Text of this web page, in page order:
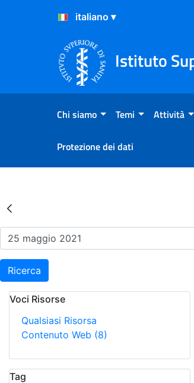
Salta al Contenuto
Salta al Footer
Istituto
Chi siamo Temi Attività
Protezione dei dati
Risultati della
Ricerca
Voci Risorse
Qualsiasi Risorsa
Contenuto Web (8)
Tag